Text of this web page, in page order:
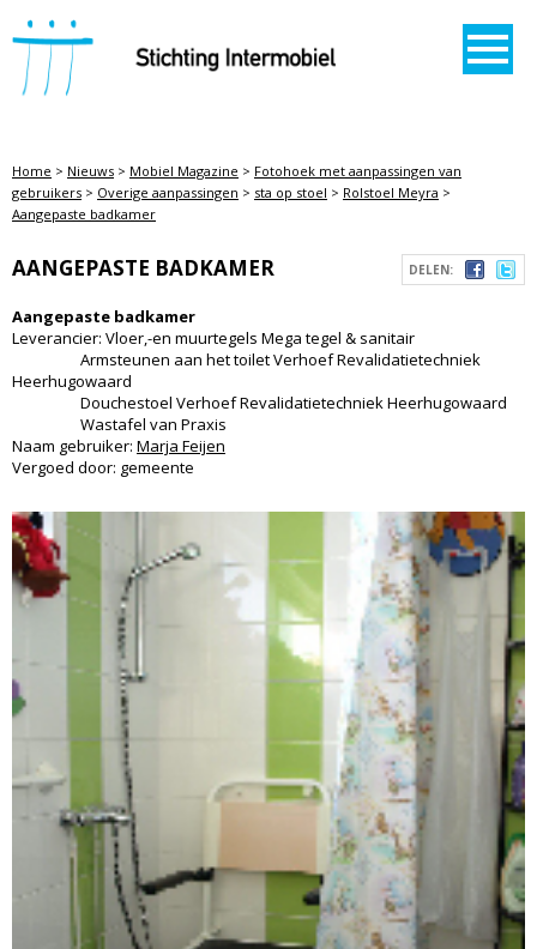
STICHTING INTERMOBIEL
Home > Nieuws > Mobiel Magazine > Fotohoek met aanpassingen van
gebruikers > Overige aanpassingen > sta op stoel > Rolstoel Meyra >
Aangepaste badkamer
DELEN:
AANGEPASTE BADKAMER
Aangepaste badkamer
Leverancier: Vloer,-en muurtegels Mega tegel & sanitair
Armsteunen aan het toilet Verhoef Revalidatietechniek
Heerhugowaard
Douchestoel Verhoef Revalidatietechniek Heerhugowaard
Wastafel van Praxis
Naam gebruiker: Marja Feijen
Vergoed door: gemeente